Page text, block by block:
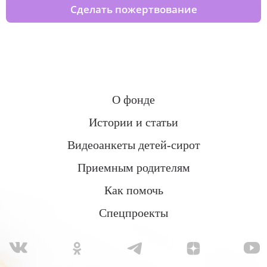
Сделать пожертвование
О фонде
Истории и статьи
Видеоанкеты детей-сирот
Приемным родителям
Как помочь
Спецпроекты